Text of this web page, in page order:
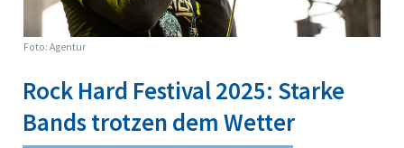
Foto: Agentur
Rock Hard Festival 2025: Starke
Bands trotzen dem Wetter